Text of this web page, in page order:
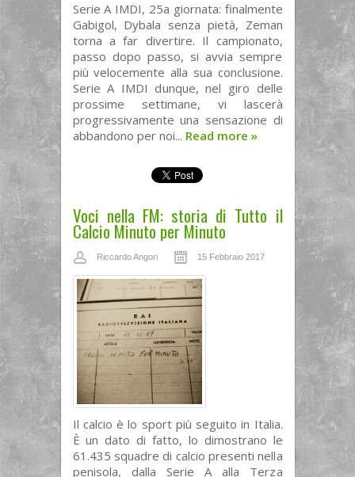
Serie A IMDI, 25a giornata: finalmente
Gabigol, Dybala senza pietà, Zeman
torna a far divertire. Il campionato,
passo dopo passo, si avvia sempre
più velocemente alla sua conclusione.
Serie A IMDI dunque, nel giro delle
prossime settimane, vi lascerà
progressivamente una sensazione di
abbandono per noi... Read more »
Voci nella FM: storia di Tutto il
Calcio Minuto per Minuto
Riccardo Angori 15 Febbraio 2017
Il calcio è lo sport più seguito in Italia.
È un dato di fatto, lo dimostrano le
61.435 squadre di calcio presenti nella
penisola, dalla Serie A alla Terza